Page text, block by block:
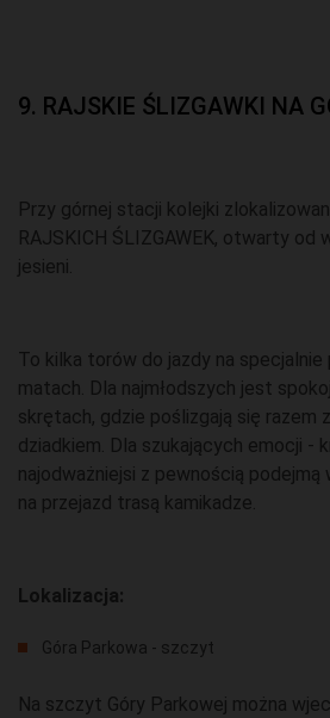
9. RAJSKIE ŚLIZGAWKI NA
Przy górnej stacji kolejki
RAJSKICH ŚLIZGAWEK, otwarty od
jesieni.
To kilka torów do jazdy na
matach. Dla najmłodszych jest
skrętach, gdzie poślizgają się razem
dziadkiem. Dla szukających emocji -
najodważniejsi z pewnością podejmą
na przejazd trasą kamikadze.
Lokalizacja:
Góra Parkowa - szczyt
Na szczyt Góry Parkowej można